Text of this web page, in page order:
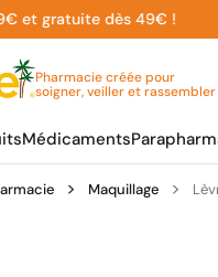
dès 49€ !
Pharmacie créée pour
soigner, veiller et rassembler
Médicaments
Maquillage